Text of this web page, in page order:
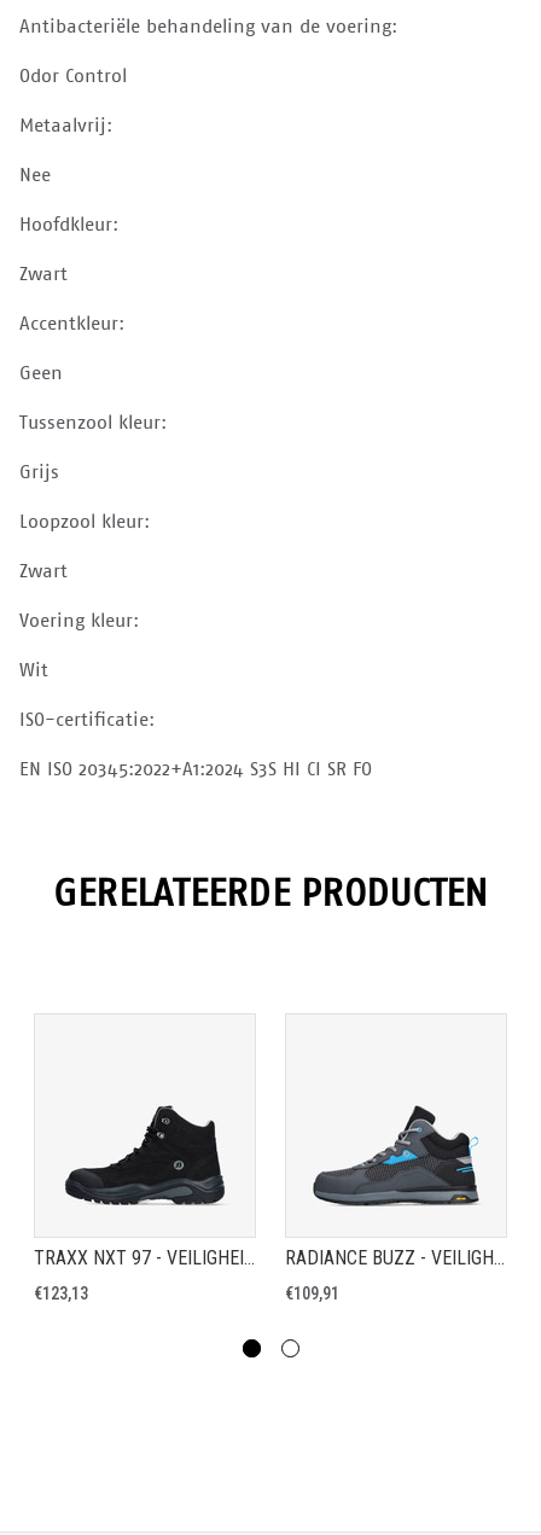
Antibacteriële behandeling van de voering:
Odor Control
Metaalvrij:
Nee
Hoofdkleur:
Zwart
Accentkleur:
Geen
Tussenzool kleur:
Grijs
Loopzool kleur:
Zwart
Voering kleur:
Wit
ISO-certificatie:
EN ISO 20345:2022+A1:2024 S3S HI CI SR FO
GERELATEERDE PRODUCTEN
TRAXX NXT 97 - VEILIGHEIDSSCHOEN S3S
€123,13
RADIANCE BUZZ - VEILIGHEIDSSCHOEN S3S
€109,91